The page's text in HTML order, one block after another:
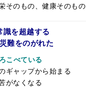
そのもの、健康そのもの
を超越する
難をのがれた
こべている
ギャップから始まる
がなくなる